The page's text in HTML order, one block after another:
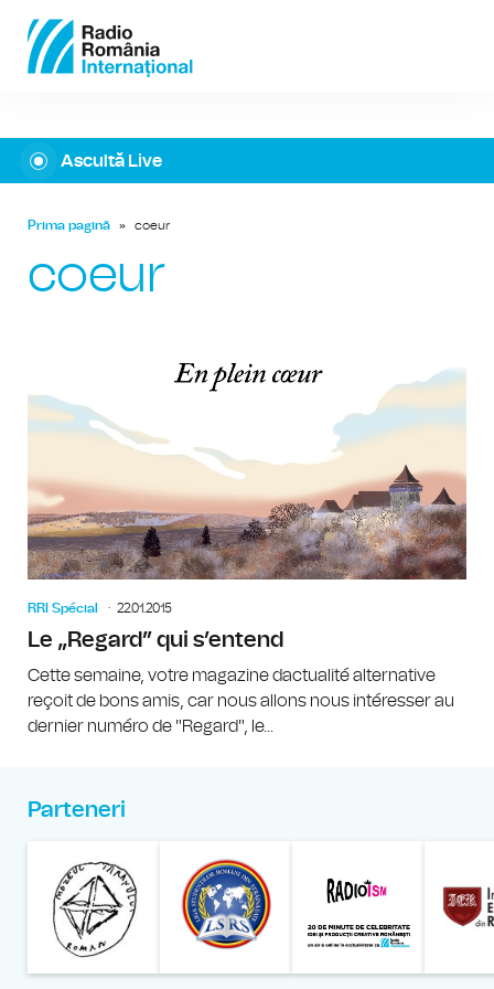
Ascultă Live
Prima pagină » coeur
coeur
RRI Spécial 22.01.2015
Le „Regard” qui s’entend
Cette semaine, votre magazine dactualité alternative
reçoit de bons amis, car nous allons nous intéresser au
dernier numéro de "Regard", le...
Parteneri